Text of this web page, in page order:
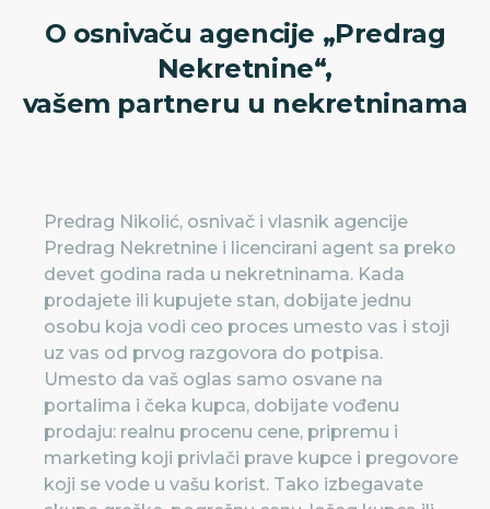
O osnivaču agencije „Predrag
Nekretnine“,
vašem partneru u nekretninama
Predrag Nikolić, osnivač i vlasnik agencije
Predrag Nekretnine i licencirani agent sa preko
devet godina rada u nekretninama. Kada
prodajete ili kupujete stan, dobijate jednu
osobu koja vodi ceo proces umesto vas i stoji
uz vas od prvog razgovora do potpisa.
Umesto da vaš oglas samo osvane na
portalima i čeka kupca, dobijate vođenu
prodaju: realnu procenu cene, pripremu i
marketing koji privlači prave kupce i pregovore
koji se vode u vašu korist. Tako izbegavate